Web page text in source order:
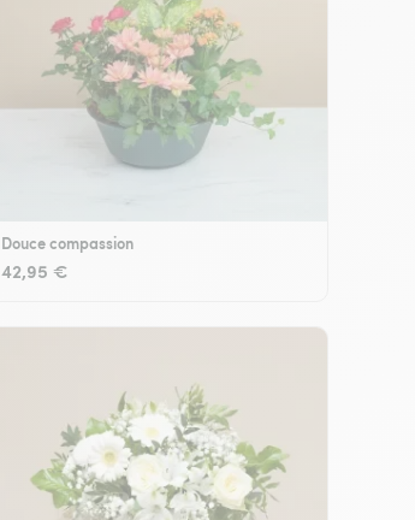
Douce compassion
42,95 €